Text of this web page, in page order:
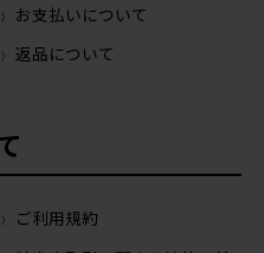
お支払いについて
返品について
ご利用規約